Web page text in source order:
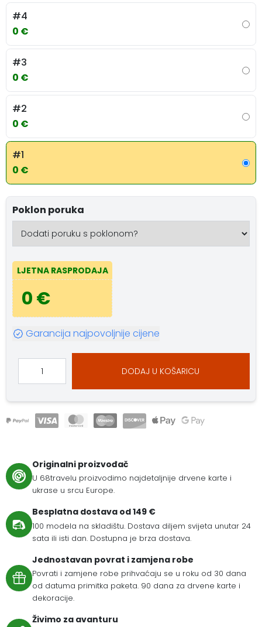
#4
0 €
#3
0 €
#2
0 €
#1
0 €
Poklon poruka
LJETNA RASPRODAJA
0 €
Garancija najpovoljnije cijene
DODAJ U KOŠARICU
Originalni proizvođač
U 68travelu proizvodimo najdetaljnije drvene karte i
ukrase u srcu Europe.
Besplatna dostava od 149 €
100 modela na skladištu. Dostava diljem svijeta unutar 24
sata ili isti dan. Dostupna je brza dostava.
Jednostavan povrat i zamjena robe
Povrati i zamjene robe prihvaćaju se u roku od 30 dana
od datuma primitka paketa. 90 dana za drvene karte i
dekoracije.
Živimo za avanturu